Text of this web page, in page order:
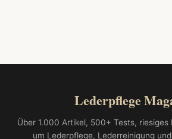
Lederpflege
Über 1.000 Artikel, 500+ Tests,
um Lederpflege, Lederreinigung